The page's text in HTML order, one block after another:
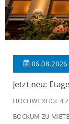
06.08.2026
Jetzt neu:
HOCHWERTIGE 4
BOCKUM ZU